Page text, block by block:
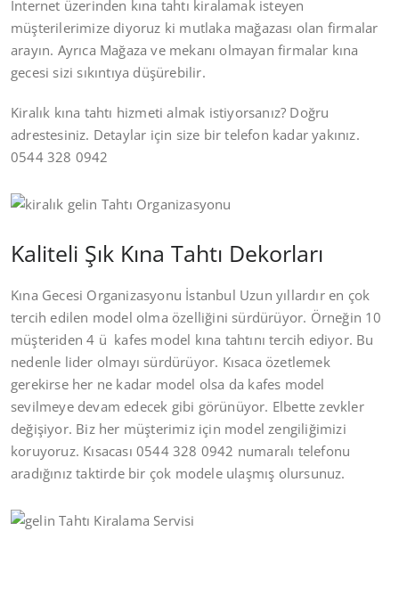
İnternet üzerinden kına tahtı kiralamak isteyen
müşterilerimize diyoruz ki mutlaka mağazası olan firmalar
arayın. Ayrıca Mağaza ve mekanı olmayan firmalar kına
gecesi sizi sıkıntıya düşürebilir.
Kiralık kına tahtı hizmeti almak istiyorsanız? Doğru
adrestesiniz. Detaylar için size bir telefon kadar yakınız.
0544 328 0942
Kaliteli Şık Kına Tahtı Dekorları
Kına Gecesi Organizasyonu İstanbul Uzun yıllardır en çok
tercih edilen model olma özelliğini sürdürüyor. Örneğin 10
müşteriden 4 ü kafes model kına tahtını tercih ediyor. Bu
nedenle lider olmayı sürdürüyor. Kısaca özetlemek
gerekirse her ne kadar model olsa da kafes model
sevilmeye devam edecek gibi görünüyor. Elbette zevkler
değişiyor. Biz her müşterimiz için model zengiliğimizi
koruyoruz. Kısacası 0544 328 0942 numaralı telefonu
aradığınız taktirde bir çok modele ulaşmış olursunuz.